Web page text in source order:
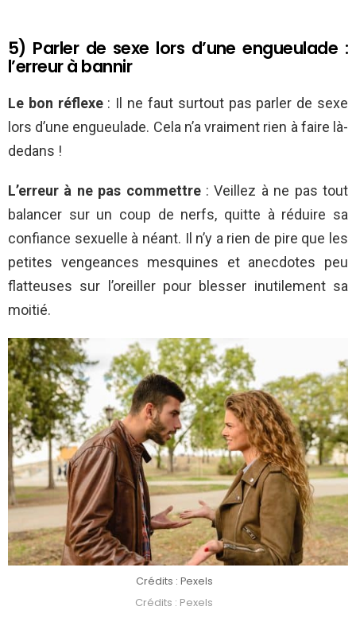
5) Parler de sexe lors d’une engueulade :
l’erreur à bannir
Le bon réflexe: Il ne faut surtout pas parler de sexe
lors d’une engueulade. Cela n’a vraiment rien à faire là-
dedans !
L’erreur à ne pas commettre: Veillez à ne pas tout
balancer sur un coup de nerfs, quitte à réduire sa
confiance sexuelle à néant. Il n’y a rien de pire que les
petites vengeances mesquines et anecdotes peu
flatteuses sur l’oreiller pour blesser inutilement sa
moitié.
Crédits : Pexels
Crédits : Pexels